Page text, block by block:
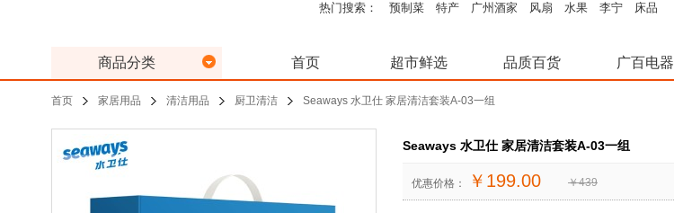
热门搜索： 预制菜 特产 广州酒家 风扇 水果 李宁 床品
商品分类 首页 超市鲜选 品质百货 广百电器
首页 家居用品 清洁用品 厨卫清洁 Seaways 水卫仕 家居清洁套装A-03一组
Seaways 水卫仕 家居清洁套装A-03一组
优惠价格： ￥ 199.00 ￥439